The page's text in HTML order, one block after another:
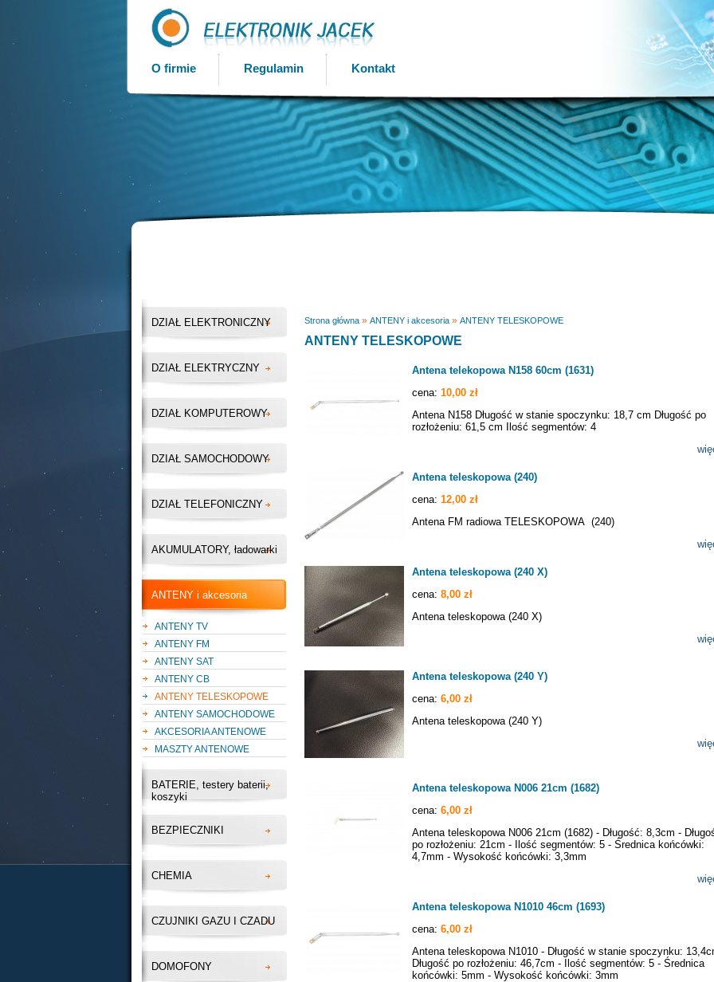
O firmie Regulamin Kontakt
DZIAŁ ELEKTRONICZNY
DZIAŁ ELEKTRYCZNY
DZIAŁ KOMPUTEROWY
DZIAŁ SAMOCHODOWY
DZIAŁ TELEFONICZNY
AKUMULATORY, ładowarki
ANTENY i akcesoria
ANTENY TV
ANTENY FM
ANTENY SAT
ANTENY CB
ANTENY TELESKOPOWE
ANTENY SAMOCHODOWE
AKCESORIA ANTENOWE
MASZTY ANTENOWE
BATERIE, testery baterii,
koszyki
BEZPIECZNIKI
CHEMIA
CZUJNIKI GAZU I CZADU
DOMOFONY
Strona główna» ANTENY i akcesoria» ANTENY TELESKOPOWE
ANTENY TELESKOPOWE
Antena telekopowa N158 60cm (1631)
cena: 10,00 zł
Antena N158 Długość w stanie spoczynku: 18,7 cm Długość po
rozłożeniu: 61,5 cm Ilość segmentów: 4
Antena teleskopowa (240)
cena: 12,00 zł
Antena FM radiowa TELESKOPOWA (240)
Antena teleskopowa (240 X)
cena: 8,00 zł
Antena teleskopowa (240 X)
Antena teleskopowa (240 Y)
cena: 6,00 zł
Antena teleskopowa (240 Y)
Antena teleskopowa N006 21cm (1682)
cena: 6,00 zł
Antena teleskopowa N006 21cm (1682) - Długość: 8,3cm -
po rozłożeniu: 21cm - Ilość segmentów: 5 - Średnica końcówki:
4,7mm - Wysokość końcówki: 3,3mm
Antena teleskopowa N1010 46cm (1693)
cena: 6,00 zł
Antena teleskopowa N1010 - Długość w stanie spoczynku:
Długość po rozłożeniu: 46,7cm - Ilość segmentów: 5 - Średnica
końcówki: 5mm - Wysokość końcówki: 3mm